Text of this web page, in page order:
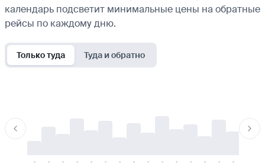
календарь подсветит минимальные цены на обратные
рейсы по каждому дню.
Только туда Туда и обратно
- - - - - - - - - - - - - - -